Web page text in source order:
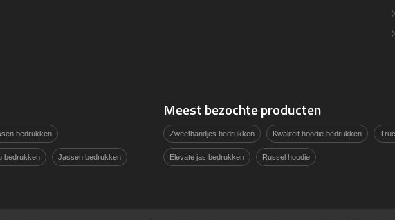
bedrukken
bedrukken Jassen bedrukken
Meest bezochte producten
Zweetbandjes bedrukken Kwaliteit hoodie bedrukken
Elevate jas bedrukken Russel hoodie